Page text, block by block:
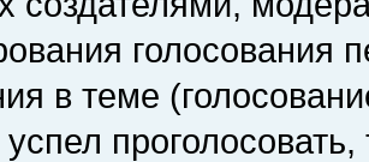
голосования
в теме
успел